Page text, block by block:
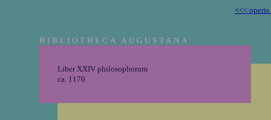
<<<
BIBLIOTHECA AUGUSTANA
Liber XXIV philosophorum
ca. 1170